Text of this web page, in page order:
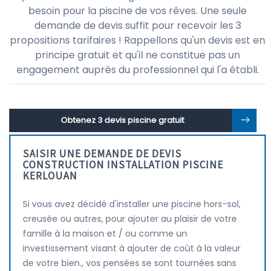
besoin pour la piscine de vos rêves. Une seule
demande de devis suffit pour recevoir les 3
propositions tarifaires ! Rappellons qu'un devis est en
principe gratuit et qu'il ne constitue pas un
engagement auprès du professionnel qui l'a établi.
Obtenez 3 devis piscine gratuit
SAISIR UNE DEMANDE DE DEVIS
CONSTRUCTION INSTALLATION PISCINE
KERLOUAN
Si vous avez décidé d'installer une piscine hors-sol,
creusée ou autres, pour ajouter au plaisir de votre
famille à la maison et / ou comme un
investissement visant à ajouter de coût à la valeur
de votre bien., vos pensées se sont tournées sans